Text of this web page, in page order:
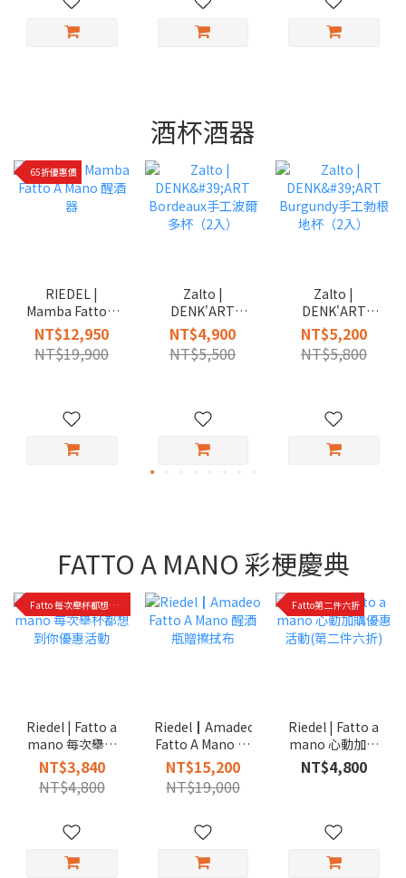
酒杯酒器
65折優惠價
RIEDEL |
Mamba Fatto A
Mano 醒酒器
NT$12,950
NT$19,900
Zalto |
DENK'ART
Bordeaux手工波
爾多杯（2入）
NT$4,900
NT$5,500
Zalto |
DENK'ART
Burgundy手工勃
根地杯（2入）
NT$5,200
NT$5,800
FATTO A MANO 彩梗慶典
Fatto 每次舉杯都想到你優惠活動
Riedel | Fatto a
mano 每次舉杯
都想到你優惠活
動
NT$3,840
NT$4,800
Riedel┃Amadeo
Fatto A Mano 醒
酒瓶贈擦拭布
NT$15,200
NT$19,000
Fatto第二件六折
Riedel | Fatto a
mano 心動加購
優惠活動(第二件
六折)
NT$4,800